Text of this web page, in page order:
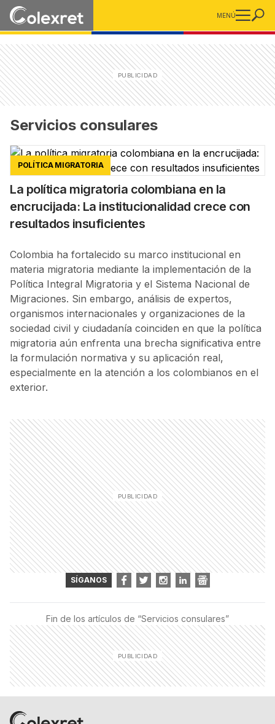
MENÚ
Servicios consulares
POLÍTICA MIGRATORIA
La política migratoria colombiana en la
encrucijada: La institucionalidad crece con
resultados insuficientes
Colombia ha fortalecido su marco institucional en
materia migratoria mediante la implementación de la
Política Integral Migratoria y el Sistema Nacional de
Migraciones. Sin embargo, análisis de expertos,
organismos internacionales y organizaciones de la
sociedad civil y ciudadanía coinciden en que la política
migratoria aún enfrenta una brecha significativa entre
la formulación normativa y su aplicación real,
especialmente en la atención a los colombianos en el
exterior.
SÍGANOS
Fin de los artículos de “Servicios consulares”